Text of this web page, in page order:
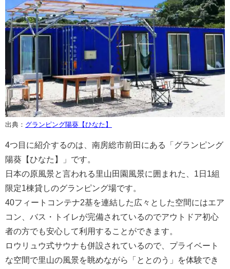
出典： グランピング陽葵【ひなた】
4つ目に紹介するのは、南房総市前田にある「グランピング
陽葵【ひなた】」です。
日本の原風景と言われる里山田園風景に囲まれた、1日1組
限定1棟貸しのグランピング場です。
40フィートコンテナ2基を連結した広々とした空間にはエア
コン、バス・トイレが完備されているのでアウトドア初心
者の方でも安心して利用することができます。
ロウリュウ式サウナも併設されているので、プライベート
な空間で里山の風景を眺めながら「ととのう」を体験でき